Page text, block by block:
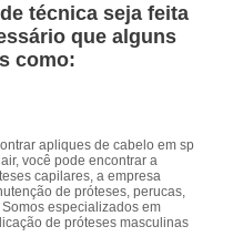
técnica seja feita
que alguns
como:
apliques de cabelo em sp
você pode encontrar a
capilares, a empresa
de próteses, perucas,
especializados em
de próteses masculinas